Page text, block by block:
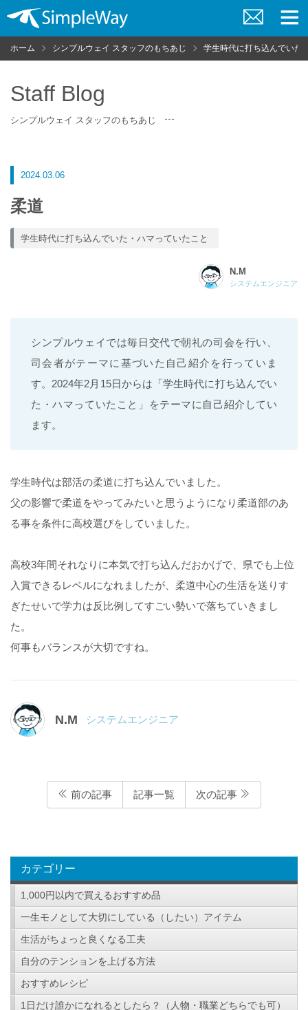
問
い
ニ
ュ
ホーム シンプルウェイ スタッフのもちあじ 学生時代に打ち込んでいた
Staff Blog
シンプルウェイ スタッフのもちあじ
2024.03.06
柔道
学生時代に打ち込んでいた・ハマっていたこと
N.M
システムエンジニア
シンプルウェイでは毎日交代で朝礼の司会を行い、
司会者がテーマに基づいた自己紹介を行っていま
す。2024年2月15日からは「学生時代に打ち込んでい
た・ハマっていたこと」をテーマに自己紹介してい
ます。
学生時代は部活の柔道に打ち込んでいました。
父の影響で柔道をやってみたいと思うようになり柔道部のあ
る事を条件に高校選びをしていました。
高校3年間それなりに本気で打ち込んだおかげで、県でも上位
入賞できるレベルになれましたが、柔道中心の生活を送りす
ぎたせいで学力は反比例してすごい勢いで落ちていきまし
た。
何事もバランスが大切ですね。
N.M システムエンジニア
前の記事 記事一覧 次の記事
カテゴリー
1,000円以内で買えるおすすめ品
一生モノとして大切にしている（したい）アイテム
生活がちょっと良くなる工夫
自分のテンションを上げる方法
おすすめレシピ
1日だけ誰かになれるとしたら？（人物・職業どちらでも可）